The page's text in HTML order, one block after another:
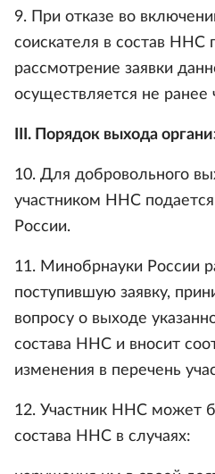
9. При отказе во
соискателя в состав ННС
рассмотрение заявки
осуществляется не ранее
III. Порядок выхода
10. Для добровольного
участником ННС
России.
11. Минобрнауки России
поступившую заявку,
вопросу о выходе
состава ННС и вносит
изменения в перечень
12. Участник ННС может
состава ННС в случаях: